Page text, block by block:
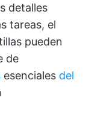
detalles
tareas, el
pueden
de
esenciales del